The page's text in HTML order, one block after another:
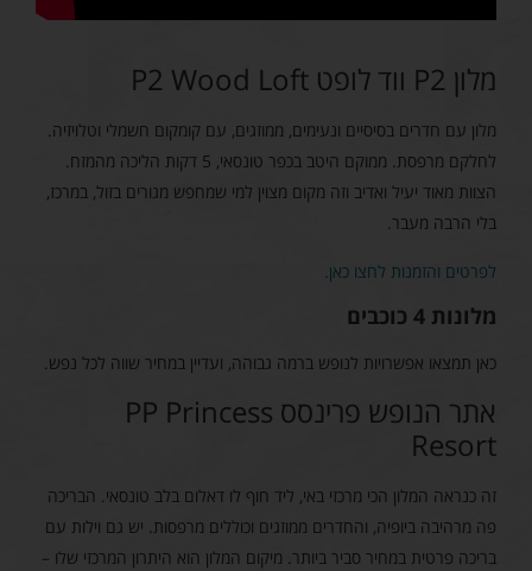
מלון P2 ווד לופט P2 Wood Loft
מלון עם חדרים בסיסיים ונעימים, ממוזגים, עם קומקום חשמלי וטלויזיה.
לחלקם מרפסת. ממוקם היטב בכפר טונסאי, 5 דקות הליכה מהמזח.
הצוות מאוד יעיל ואדיב וזה מקום מצוין למי שמחפש מגורים בזול, במרכז,
בלי הרבה מעבר.
לפרטים והזמנות לחצו כאן.
מלונות 4 כוכבים
כאן תמצאו אפשרויות לנופש ברמה גבוהה, ועדיין במחיר שווה לכל נפש.
אתר הנופש פרינסס PP Princess
Resort
זה כנראה המלון הכי מרכזי באי, ליד חוף לו דאלום בלב טונסאי. הבריכה
פה מרהיבה ביופיה, והחדרים ממוזגים וכוללים מרפסות. יש גם וילות עם
בריכה פרטית במחיר סביר ביותר. מיקום המלון הוא היתרון המרכזי שלו –